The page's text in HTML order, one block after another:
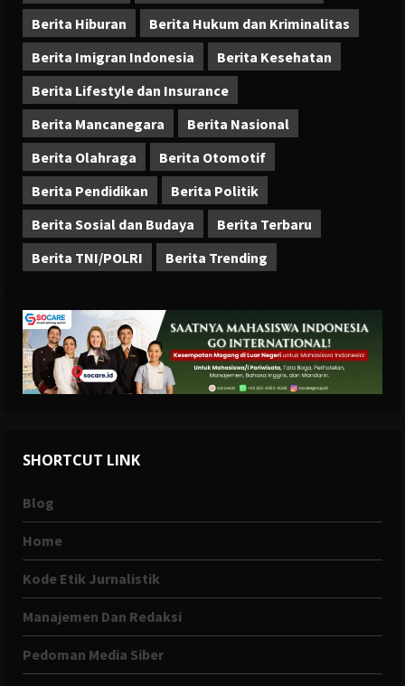
Berita Hiburan
Berita Hukum dan Kriminalitas
Berita Imigran Indonesia
Berita Kesehatan
Berita Lifestyle dan Insurance
Berita Mancanegara
Berita Nasional
Berita Olahraga
Berita Otomotif
Berita Pendidikan
Berita Politik
Berita Sosial dan Budaya
Berita Terbaru
Berita TNI/POLRI
Berita Trending
SHORTCUT LINK
Blog
Home
Kode Etik Jurnalistik
Manajemen Dan Redaksi
Pedoman Media Siber